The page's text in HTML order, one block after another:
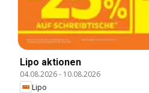
Lipo aktionen
04.08.2026- 10.08.2026
Lipo